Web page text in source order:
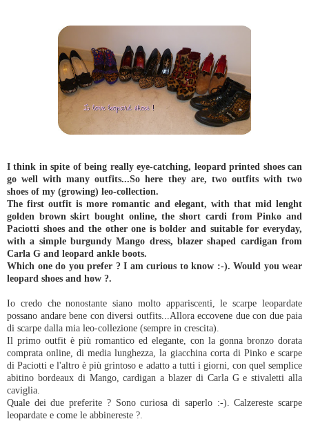
I think in spite of being really eye-catching, leopard printed shoes can
go well with many outfits...So here they are, two outfits with two
shoes of my (growing) leo-collection.
The first outfit is more romantic and elegant, with that mid lenght
golden brown skirt bought online, the short cardi from Pinko and
Paciotti shoes and the other one is bolder and suitable for everyday,
with a simple burgundy Mango dress, blazer shaped cardigan from
Carla G and leopard ankle boots.
Which one do you prefer ? I am curious to know :-). Would you wear
leopard shoes and how ?.
Io credo che nonostante siano molto appariscenti, le scarpe leopardate
possano andare bene con diversi outfits...Allora eccovene due con due paia
di scarpe dalla mia leo-collezione (sempre in crescita).
Il primo outfit è più romantico ed elegante, con la gonna bronzo dorata
comprata online, di media lunghezza, la giacchina corta di Pinko e scarpe
di Paciotti e l'altro è più grintoso e adatto a tutti i giorni, con quel semplice
abitino bordeaux di Mango, cardigan a blazer di Carla G e stivaletti alla
caviglia.
Quale dei due preferite ? Sono curiosa di saperlo :-). Calzereste scarpe
leopardate e come le abbinereste ?.